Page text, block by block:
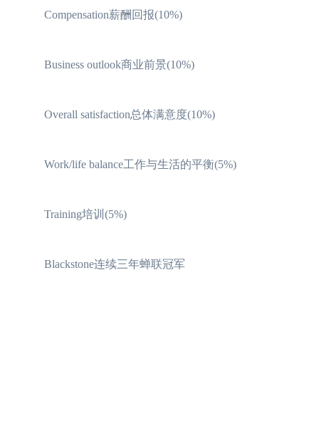
Compensation薪酬回报(10%)
Business outlook商业前景(10%)
Overall satisfaction总体满意度(10%)
Work/life balance工作与生活的平衡(5%)
Training培训(5%)
Blackstone连续三年蝉联冠军